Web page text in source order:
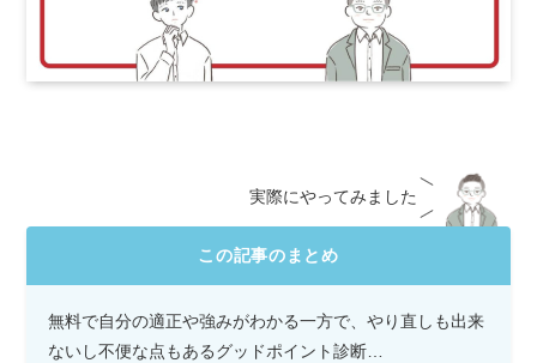
実際にやってみました
この記事のまとめ
無料で自分の適正や強みがわかる一方で、やり直しも出来
ないし不便な点もあるグッドポイント診断…